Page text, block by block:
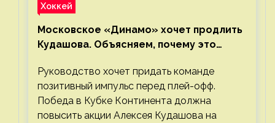
Хоккей
Московское «Динамо» хочет продлить
Кудашова. Объясняем, почему это
Руководство хочет придать команде
позитивный импульс перед плей-офф.
Победа в Кубке Континента должна
повысить акции Алексея Кудашова на